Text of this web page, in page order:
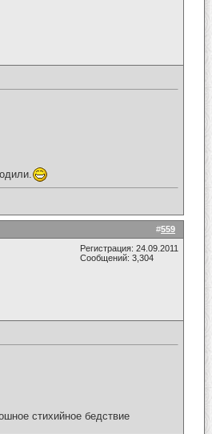
#559
Регистрация: 24.09.2011
Сообщений: 3,304
стихийное бедствие